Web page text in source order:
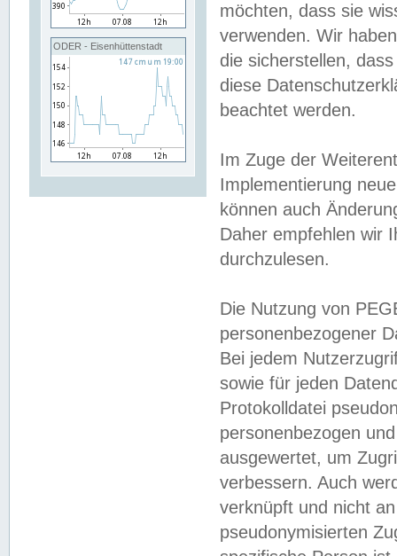
ODER - Eisenhüttenstadt
möchten, dass sie
verwenden. Wir
die sicherstellen,
diese
beachtet werden.
Im Zuge der
Implementierung
können auch
Daher empfehlen wir
durchzulesen.
Die Nutzung von
personenbezogener
Bei jedem
sowie für jeden
Protokolldatei
personenbezogen
ausgewertet, um
verbessern. Auch
verknüpft und nicht
pseudonymisierten